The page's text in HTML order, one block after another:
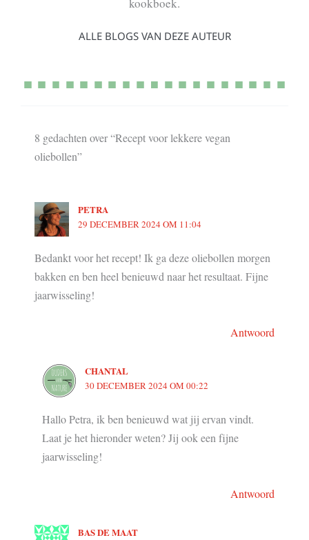
ALLE BLOGS VAN DEZE AUTEUR
8 gedachten over “Recept voor lekkere vegan
oliebollen”
PETRA
29 DECEMBER 2024 OM 11:04
Bedankt voor het recept! Ik ga deze oliebollen morgen
bakken en ben heel benieuwd naar het resultaat. Fijne
jaarwisseling!
Antwoord
CHANTAL
30 DECEMBER 2024 OM 00:22
Hallo Petra, ik ben benieuwd wat jij ervan vindt.
Laat je het hieronder weten? Jij ook een fijne
jaarwisseling!
Antwoord
BAS DE MAAT